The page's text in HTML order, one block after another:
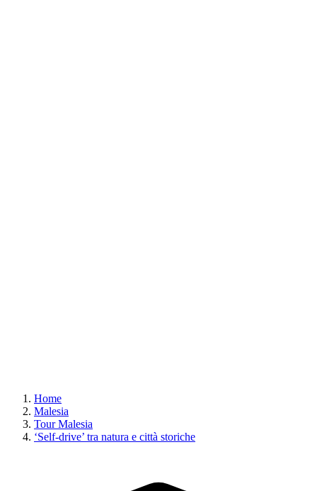
Home
Malesia
Tour Malesia
‘Self-drive’ tra natura e città storiche